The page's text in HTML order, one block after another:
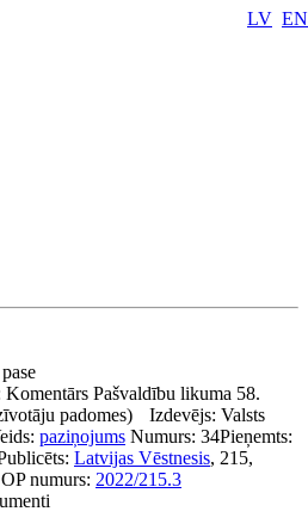
LV EN
Komentārs Pašvaldību likuma 58.
padomes)
Izdevējs: Valsts
paziņojums Numurs: 34Pieņemts:
Latvijas Vēstnesis, 215,
OP numurs: 2022/215.3